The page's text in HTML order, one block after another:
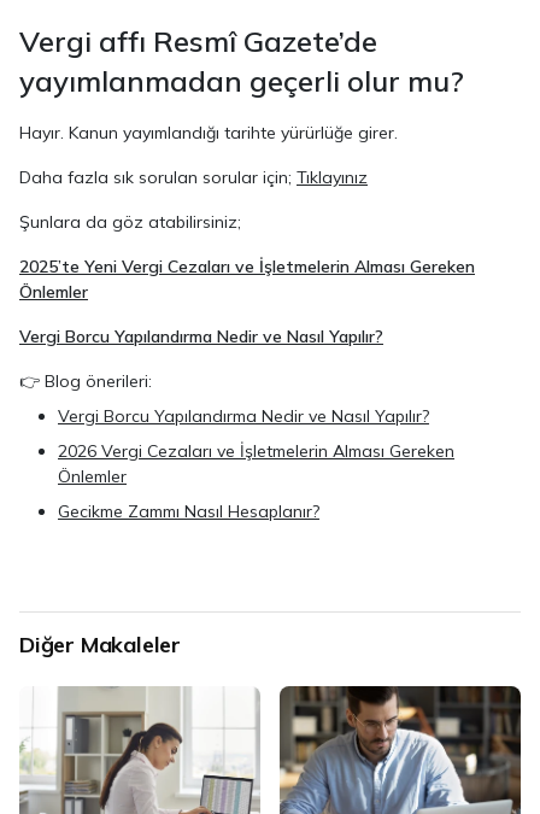
Vergi affı Resmî Gazete’de
yayımlanmadan geçerli olur mu?
Hayır. Kanun yayımlandığı tarihte yürürlüğe girer.
Daha fazla sık sorulan sorular için; Tıklayınız
Şunlara da göz atabilirsiniz;
2025’te Yeni Vergi Cezaları ve İşletmelerin Alması Gereken
Önlemler
Vergi Borcu Yapılandırma Nedir ve Nasıl Yapılır?
👉 Blog önerileri:
Vergi Borcu Yapılandırma Nedir ve Nasıl Yapılır?
2026 Vergi Cezaları ve İşletmelerin Alması Gereken
Önlemler
Gecikme Zammı Nasıl Hesaplanır?
Diğer Makaleler